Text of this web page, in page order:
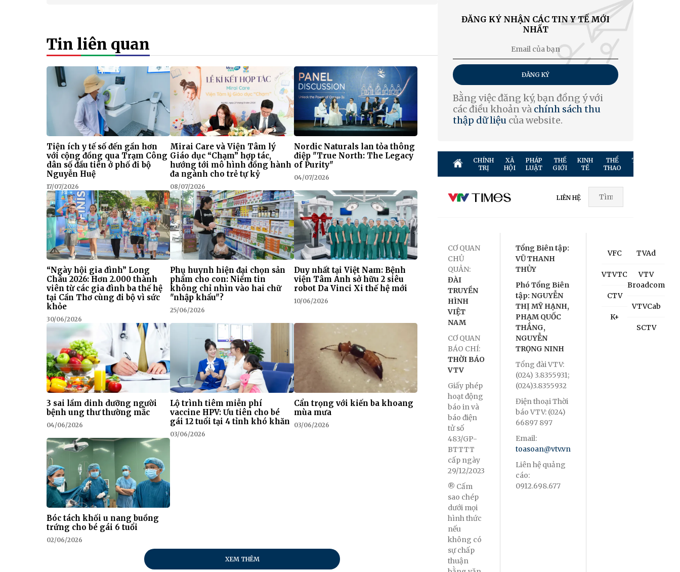
Tin liên quan
Tiện ích y tế số đến gần hơn
với cộng đồng qua Trạm Công
dân số đầu tiên ở phố đi bộ
Nguyễn Huệ
17/07/2026
Mirai Care và Viện Tâm lý
Giáo dục “Chạm” hợp tác,
hướng tới mô hình đồng hành
đa ngành cho trẻ tự kỷ
08/07/2026
Nordic Naturals lan tỏa thông
điệp "True North: The Legacy
of Purity"
04/07/2026
“Ngày hội gia đình” Long
Châu 2026: Hơn 2.000 thành
viên từ các gia đình ba thế hệ
tại Cần Thơ cùng đi bộ vì sức
khỏe
30/06/2026
Phụ huynh hiện đại chọn sản
phẩm cho con: Niềm tin
không chỉ nhìn vào hai chữ
"nhập khẩu"?
25/06/2026
Duy nhất tại Việt Nam: Bệnh
viện Tâm Anh sở hữu 2 siêu
robot Da Vinci Xi thế hệ mới
10/06/2026
3 sai lầm dinh dưỡng người
bệnh ung thư thường mắc
04/06/2026
Lộ trình tiêm miễn phí
vaccine HPV: Ưu tiên cho bé
gái 12 tuổi tại 4 tỉnh khó khăn
03/06/2026
Cẩn trọng với kiến ba khoang
mùa mưa
03/06/2026
Bóc tách khối u nang buồng
trứng cho bé gái 6 tuổi
02/06/2026
XEM THÊM
ĐĂNG KÝ NHẬN CÁC TIN Y TẾ MỚI
NHẤT
ĐĂNG KÝ
Bằng việc đăng ký, bạn đồng ý với
các điều khoản và chính sách thu
thập dữ liệu của website.
CHÍNH
TRỊ
XÃ
HỘI
PHÁP
LUẬT
THẾ
GIỚI
KINH
TẾ
THỂ
THAO
TRUYỀN
LIÊN HỆ
CƠ QUAN
CHỦ
QUẢN:
ĐÀI
TRUYỀN
HÌNH
VIỆT
NAM
CƠ QUAN
BÁO CHÍ:
THỜI BÁO
VTV
Giấy phép
hoạt động
báo in và
báo điện
tử số
483/GP-
BTTTT
cấp ngày
29/12/2023
® Cấm
sao chép
dưới mọi
hình thức
nếu
không có
sự chấp
thuận
Tổng Biên tập:
VŨ THANH
THỦY
Phó Tổng Biên
tập: NGUYỄN
THỊ MỸ HẠNH,
PHẠM QUỐC
THẮNG,
NGUYỄN
TRỌNG NINH
Tổng đài VTV:
(024) 3.8355931;
(024)3.8355932
Điện thoại Thời
báo VTV: (024)
66897 897
Email:
toasoan@vtv.vn
Liên hệ quảng
cáo:
0912.698.677
VFC
VTVTC
CTV
K+
TVAd
VTV
Broadcom
VTVCab
SCTV